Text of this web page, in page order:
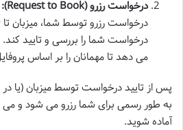
درخواست رزرو (Request to Book):
درخواست شما را بررسی و تایید کند.
می دهد تا مهمانان را بر اساس
پس از تایید درخواست توسط میزبان (یا در
به طور رسمی برای شما رزرو می شود و می
آماده شوید.